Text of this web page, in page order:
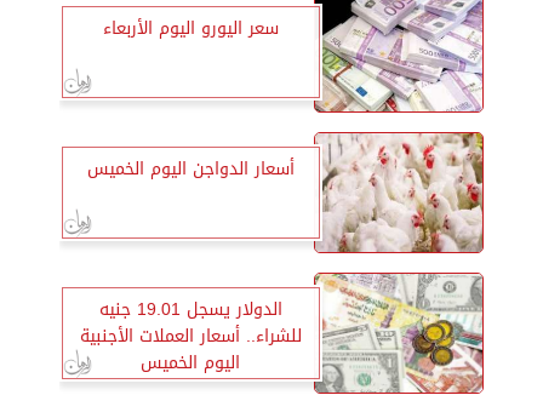
سعر اليورو اليوم الأربعاء
أسعار الدواجن اليوم الخميس
الدولار يسجل 19.01 جنيه
للشراء.. أسعار العملات الأجنبية
اليوم الخميس